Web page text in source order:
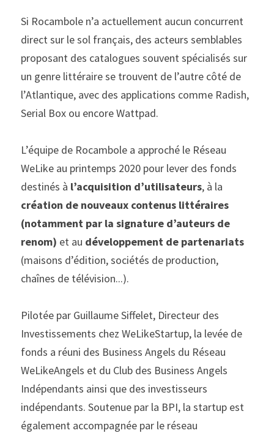
Si Rocambole n’a actuellement aucun concurrent
direct sur le sol français, des acteurs semblables
proposant des catalogues souvent spécialisés sur
un genre littéraire se trouvent de l’autre côté de
l’Atlantique, avec des applications comme Radish,
Serial Box ou encore Wattpad.
L’équipe de Rocambole a approché le Réseau
WeLike au printemps 2020 pour lever des fonds
destinés à l’acquisition d’utilisateurs
création de nouveaux contenus littéraires
(notamment par la signature d’auteurs de
renom) et au
(maisons d’édition, sociétés de production,
chaînes de télévision...).
Pilotée par Guillaume Siffelet, Directeur des
Investissements chez WeLikeStartup, la levée de
fonds a réuni des Business Angels du Réseau
WeLikeAngels et du Club des Business Angels
Indépendants ainsi que des investisseurs
indépendants. Soutenue par la BPI, la startup est
également accompagnée par le réseau